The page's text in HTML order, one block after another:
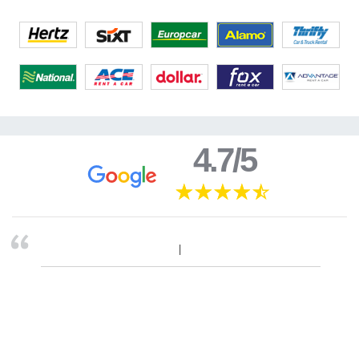
4.7/5